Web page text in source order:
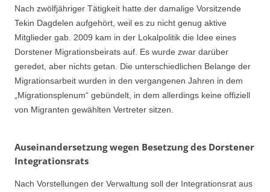
Nach zwölfjähriger Tätigkeit hatte der damalige Vorsitzende
Tekin Dagdelen aufgehört, weil es zu nicht genug aktive
Mitglieder gab. 2009 kam in der Lokalpolitik die Idee eines
Dorstener Migrationsbeirats auf. Es wurde zwar darüber
geredet, aber nichts getan. Die unterschiedlichen Belange der
Migrationsarbeit wurden in den vergangenen Jahren in dem
„Migrationsplenum“ gebündelt, in dem allerdings keine offiziell
von Migranten gewählten Vertreter sitzen.
Auseinandersetzung wegen Besetzung des Dorstener
Integrationsrats
Nach Vorstellungen der Verwaltung soll der Integrationsrat aus